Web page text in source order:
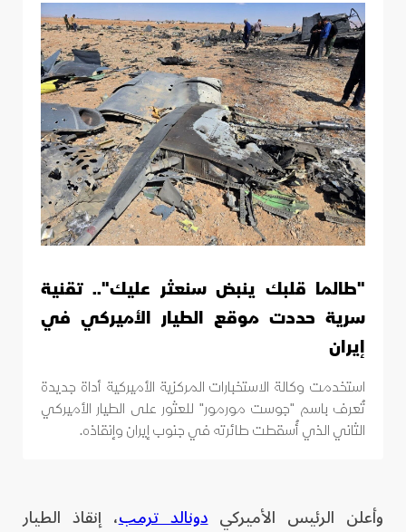
"طالما قلبك ينبض سنعثر عليك".. تقنية
سرية حددت موقع الطيار الأميركي في
إيران
استخدمت وكالة الاستخبارات المركزية الأميركية أداة جديدة
تُعرف باسم "جوست مورمور" للعثور على الطيار الأميركي
الثاني الذي أُسقطت طائرته في جنوب إيران وإنقاذه.
وأعلن الرئيس الأميركيدونالد ترمب، إنقاذ الطيار